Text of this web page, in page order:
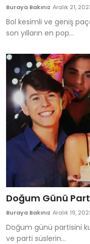
Bize Ulaşın
Buraya Bakınız Aralık 21,
Bol kesimli ve geniş
son yılların en pop...
Doğum Günü
Buraya Bakınız Aralık 19,
Doğum günü partisini
ve parti süslerin...